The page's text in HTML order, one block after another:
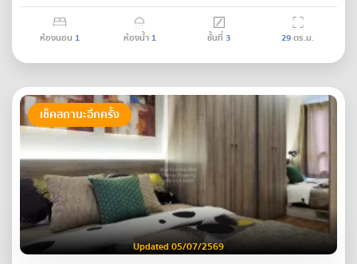
ห้องนอน 1 ห้องน้ำ 1 ชั้นที่3 29ตร.ม.
เช็คสถานะอีกครั้ง
Updated 05/07/2569